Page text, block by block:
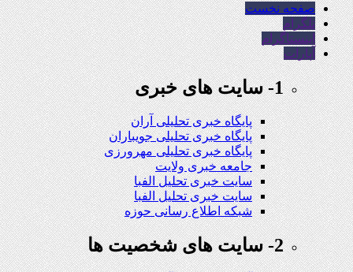
صفحه نخست
تلگرام
اینستاگرام
آپارات
1- سایت های خبری
پایگاه خبری تحلیلی آران
پایگاه خبری تحلیلی جویباران
پایگاه خبری تحلیلی مهرورزی
جامعه خبری ولایت
سایت خبری تحلیل الفبا
سایت خبری تحلیل الفبا
شبکه اطلاع رسانی حوزه
2- سایت های شخصیت ها